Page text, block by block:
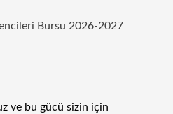
Bursu 2026-2027
ve bu gücü sizin için